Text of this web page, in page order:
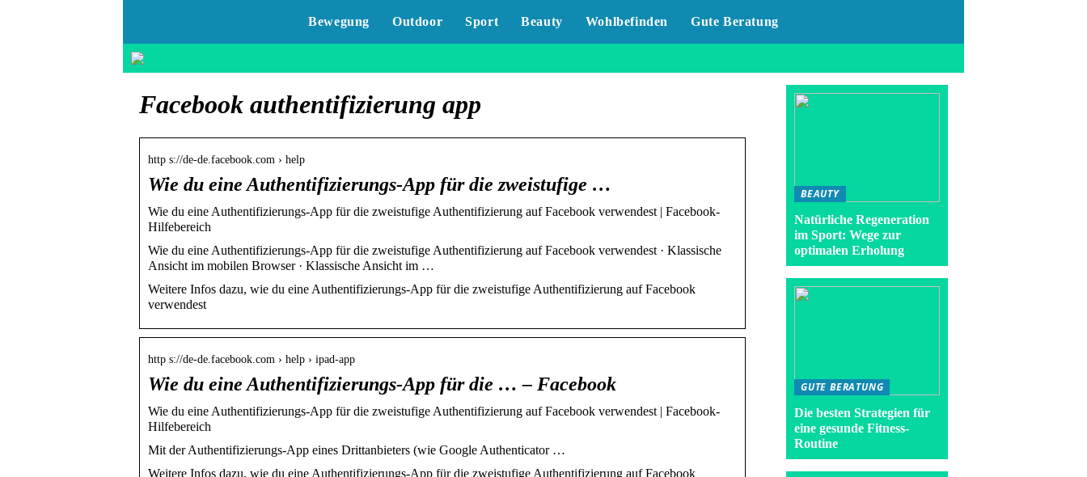
Bewegung Outdoor Sport Beauty Wohlbefinden Gute Beratung
Facebook authentifizierung app
http s://de-de.facebook.com › help
Wie du eine Authentifizierungs-App für die zweistufige …
Wie du eine Authentifizierungs-App für die zweistufige Authentifizierung auf Facebook verwendest | Facebook-
Hilfebereich
Wie du eine Authentifizierungs-App für die zweistufige Authentifizierung auf Facebook verwendest · Klassische
Ansicht im mobilen Browser · Klassische Ansicht im …
Weitere Infos dazu, wie du eine Authentifizierungs-App für die zweistufige Authentifizierung auf Facebook
verwendest
http s://de-de.facebook.com › help › ipad-app
Wie du eine Authentifizierungs-App für die … – Facebook
Wie du eine Authentifizierungs-App für die zweistufige Authentifizierung auf Facebook verwendest | Facebook-
Hilfebereich
Mit der Authentifizierungs-App eines Drittanbieters (wie Google Authenticator …
Weitere Infos dazu, wie du eine Authentifizierungs-App für die zweistufige Authentifizierung auf Facebook
BEAUTY
Natürliche Regeneration
im Sport: Wege zur
optimalen Erholung
GUTE BERATUNG
Die besten Strategien für
eine gesunde Fitness-
Routine